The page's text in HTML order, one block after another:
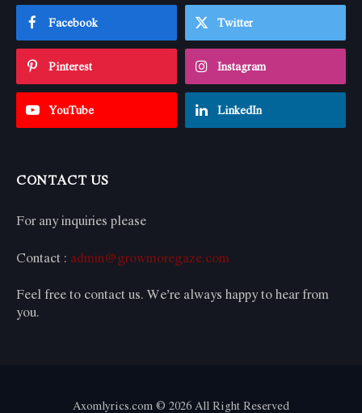
Facebook Twitter
Pinterest Instagram
YouTube LinkedIn
CONTACT US
For any inquiries please
Contact : admin@growmoregaze.com
Feel free to contact us. We’re always happy to hear from
you.
Axomlyrics.com © 2026 All Right Reserved